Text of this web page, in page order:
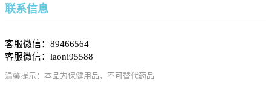
联系信息
客服微信：89466564
客服微信：laoni95588
温馨提示：本品为保健用品，不可替代药品